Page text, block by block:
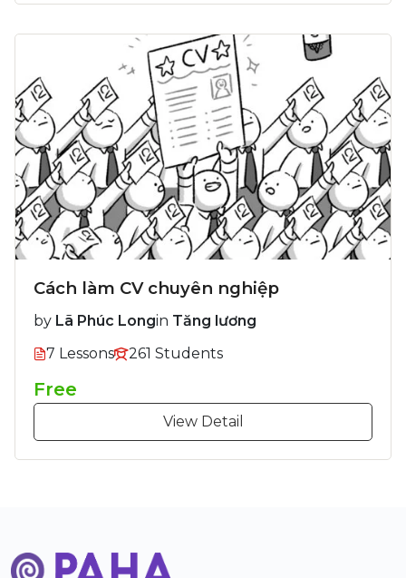
Cách làm CV chuyên nghiệp
by Lã Phúc Longin Tăng lương
7 Lessons
261 Students
Free
View Detail